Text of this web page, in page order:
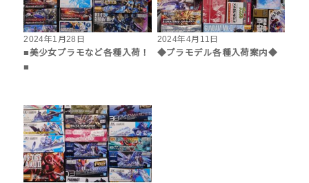
2024年1月28日
■美少女プラモなど各種入荷！
■
2024年4月11日
◆プラモデル各種入荷案内◆